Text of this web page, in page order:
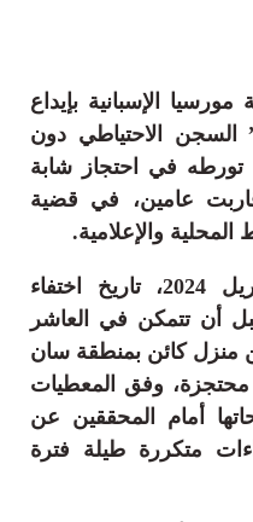
أرشيف
الإسبانية بإيداع
السجن الاحتياطي دون
تورطه في احتجاز شابة
قاربت عامين، في قضية
والإعلامية.
وتعود تفاصيل الملف إلى أبريل 2024، تاريخ اختفاء
أن تتمكن في العاشر
منزل كائن بمنطقة سان
وفق المعطيات
أمام المحققين عن
متكررة طيلة فترة